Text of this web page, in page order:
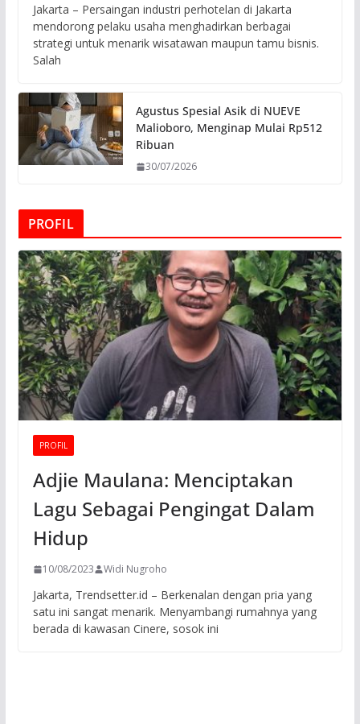
Jakarta – Persaingan industri perhotelan di Jakarta
mendorong pelaku usaha menghadirkan berbagai
strategi untuk menarik wisatawan maupun tamu bisnis.
Salah
Agustus Spesial Asik di NUEVE
Malioboro, Menginap Mulai Rp512
Ribuan
30/07/2026
PROFIL
PROFIL
Adjie Maulana: Menciptakan
Lagu Sebagai Pengingat Dalam
Hidup
10/08/2023 Widi Nugroho
Jakarta, Trendsetter.id – Berkenalan dengan pria yang
satu ini sangat menarik. Menyambangi rumahnya yang
berada di kawasan Cinere, sosok ini